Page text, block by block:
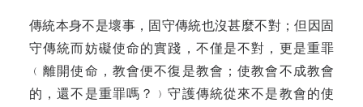
傳統本身不是壞事，固守傳統也沒甚麼不對；但因固
守傳統而妨礙使命的實踐，不僅是不對，更是重罪
﹙離開使命，教會便不復是教會；使教會不成教會
的，還不是重罪嗎？﹚守護傳統從來不是教會的使